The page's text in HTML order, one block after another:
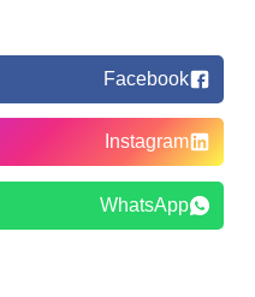
Facebook
Instagram
WhatsApp